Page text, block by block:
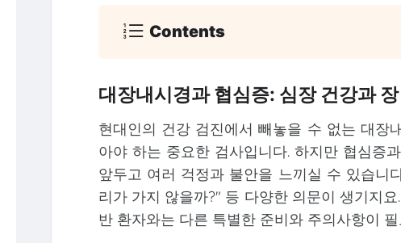
Contents
대장내시경과 협심증: 심장 건강과
현대인의 건강 검진에서 빼놓을 수 없는 대장
아야 하는 중요한 검사입니다. 하지만 협심증
앞두고 여러 걱정과 불안을 느끼실 수 있습니
리가 가지 않을까?" 등 다양한 의문이 생기지
반 환자와는 다른 특별한 준비와 주의사항이